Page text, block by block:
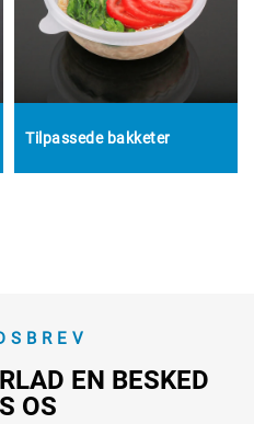
Tilpassede bakketer
EN BESKED
OS